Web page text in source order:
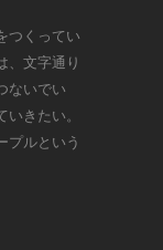
つくってい
、文字通り
ないでい
きたい。
プルという